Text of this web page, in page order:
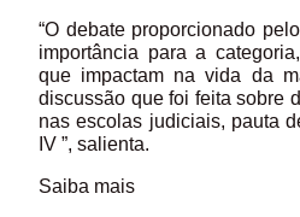
“O debate proporcionado
importância para a
que impactam na vida da
discussão que foi feita sobre
nas escolas judiciais, pauta
IV ”, salienta.
Saiba mais